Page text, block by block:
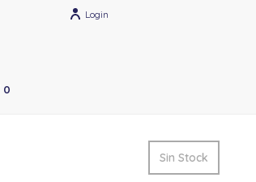
Login
0
Sin Stock